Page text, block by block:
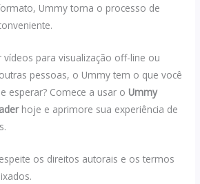
Ummy torna o processo de
vídeos para visualização off-line ou
pessoas, o Ummy tem o que você
esperar? Comece a usar o Ummy
hoje e aprimore sua experiência de
os direitos autorais e os termos